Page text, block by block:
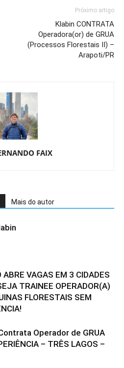
Próximo artigo
Klabin CONTRATA
Operadora(or) de GRUA
(Processos Florestais II) –
Arapoti/PR
FAIX
Mais do autor
ABRE VAGAS EM 3 CIDADES
TRAINEE OPERADOR(A)
FLORESTAIS SEM
Operador de GRUA
– TRÊS LAGOS –